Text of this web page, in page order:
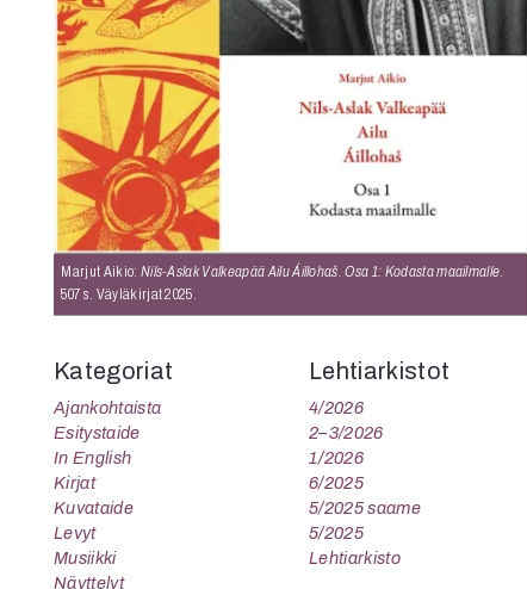
Marjut Aikio: Nils-Aslak Valkeapää Ailu Áillohaš. Osa 1: Kodasta maailmalle.
507 s. Väyläkirjat 2025.
Kategoriat
Ajankohtaista
Esitystaide
In English
Kirjat
Kuvataide
Levyt
Musiikki
Näyttelyt
Lehtiarkistot
4/2026
2–3/2026
1/2026
6/2025
5/2025 saame
5/2025
Lehtiarkisto